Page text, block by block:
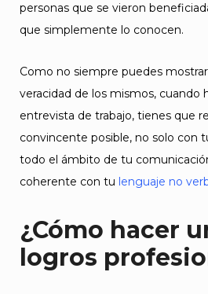
personas que se vieron
que simplemente lo conocen.
Como no siempre puedes
veracidad de los mismos, cuando
entrevista de trabajo, tienes que
convincente posible, no solo con
todo el ámbito de tu
coherente con tu lenguaje no
¿Cómo hacer
logros